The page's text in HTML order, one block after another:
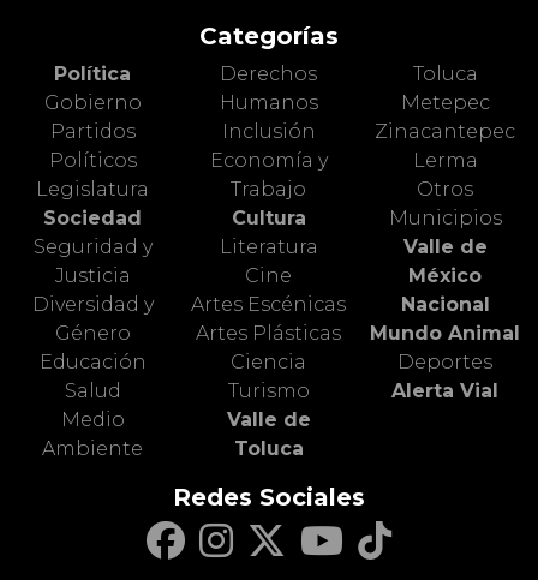
Categorías
Política
Gobierno
Partidos
Políticos
Legislatura
Sociedad
Seguridad y
Justicia
Diversidad y
Género
Educación
Salud
Medio
Ambiente
Derechos
Humanos
Inclusión
Economía y
Trabajo
Cultura
Literatura
Cine
Artes Escénicas
Artes Plásticas
Ciencia
Turismo
Valle de
Toluca
Toluca
Metepec
Zinacantepec
Lerma
Otros
Municipios
Valle de
México
Nacional
Mundo Animal
Deportes
Alerta Vial
Redes Sociales